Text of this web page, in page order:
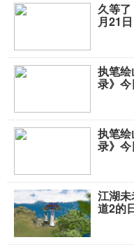
久等了
月21日
执笔
录》今
执笔
录》今
江湖
道2的